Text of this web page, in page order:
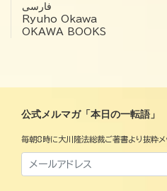
فارسی
Ryuho Okawa
OKAWA BOOKS
公式メルマガ「本日の一転語」
毎朝8時に大川隆法総裁ご著書より抜粋メ